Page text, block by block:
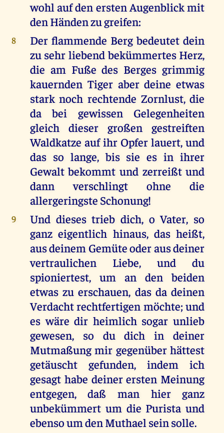
wohl auf den ersten Augenblick mit
den Händen zu greifen:
8
Der flammende Berg bedeutet dein
zu sehr liebend bekümmertes Herz,
die am Fuße des Berges grimmig
kauernden Tiger aber deine etwas
stark noch rechtende Zornlust, die
da bei gewissen Gelegenheiten
gleich dieser großen gestreiften
Waldkatze auf ihr Opfer lauert, und
das so lange, bis sie es in ihrer
Gewalt bekommt und zerreißt und
dann verschlingt ohne die
allergeringste Schonung!
9
Und dieses trieb dich, o Vater, so
ganz eigentlich hinaus, das heißt,
aus deinem Gemüte oder aus deiner
vertraulichen Liebe, und du
spioniertest, um an den beiden
etwas zu erschauen, das da deinen
Verdacht rechtfertigen möchte; und
es wäre dir heimlich sogar unlieb
gewesen, so du dich in deiner
Mutmaßung mir gegenüber hättest
getäuscht gefunden, indem ich
gesagt habe deiner ersten Meinung
entgegen, daß man hier ganz
unbekümmert um die Purista und
ebenso um den Muthael sein solle.